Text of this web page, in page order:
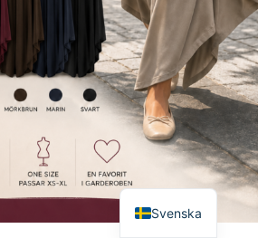
Svenska